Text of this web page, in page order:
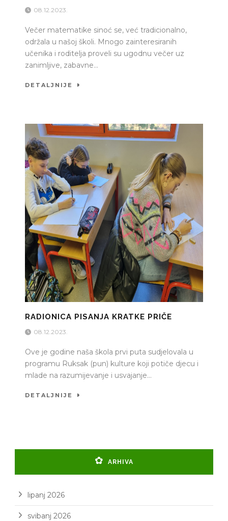
08.12.2023.
Večer matematike sinoć se, već tradicionalno,
održala u našoj školi. Mnogo zainteresiranih
učenika i roditelja proveli su ugodnu večer uz
zanimljive, zabavne...
DETALJNIJE
RADIONICA PISANJA KRATKE PRIČE
08.12.2023.
Ove je godine naša škola prvi puta sudjelovala u
programu Ruksak (pun) kulture koji potiče djecu i
mlade na razumijevanje i usvajanje...
DETALJNIJE
ARHIVA
lipanj 2026
svibanj 2026